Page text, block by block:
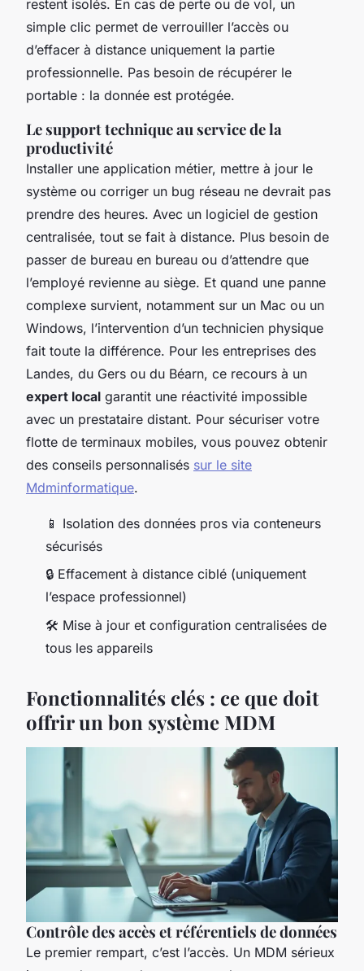
restent isolés. En cas de perte ou de vol, un
simple clic permet de verrouiller l’accès ou
d’effacer à distance uniquement la partie
professionnelle. Pas besoin de récupérer le
portable : la donnée est protégée.
Le support technique au service de la
productivité
Installer une application métier, mettre à jour le
système ou corriger un bug réseau ne devrait pas
prendre des heures. Avec un logiciel de gestion
centralisée, tout se fait à distance. Plus besoin de
passer de bureau en bureau ou d’attendre que
l’employé revienne au siège. Et quand une panne
complexe survient, notamment sur un Mac ou un
Windows, l’intervention d’un technicien physique
fait toute la différence. Pour les entreprises des
Landes, du Gers ou du Béarn, ce recours à un
expert local garantit une réactivité impossible
avec un prestataire distant. Pour sécuriser votre
flotte de terminaux mobiles, vous pouvez obtenir
des conseils personnalisés sur le site
Mdminformatique.
📱 Isolation des données pros via conteneurs
sécurisés
🔒 Effacement à distance ciblé (uniquement
l’espace professionnel)
🛠️ Mise à jour et configuration centralisées de
tous les appareils
Fonctionnalités clés : ce que doit
offrir un bon système MDM
Contrôle des accès et référentiels de données
Le premier rempart, c’est l’accès. Un MDM sérieux